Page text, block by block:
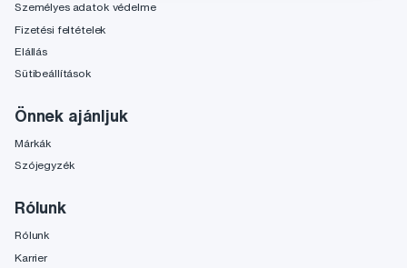
Személyes adatok védelme
Fizetési feltételek
Elállás
Sütibeállítások
Önnek ajánljuk
Márkák
Szójegyzék
Rólunk
Rólunk
Karrier